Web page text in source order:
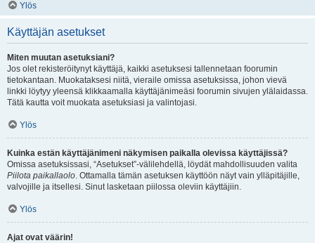
Ylös
Käyttäjän asetukset
Miten muutan asetuksiani?
Jos olet rekisteröitynyt käyttäjä, kaikki asetuksesi tallennetaan foorumin
tietokantaan. Muokataksesi niitä, vieraile omissa asetuksissa, johon vievä
linkki löytyy yleensä klikkaamalla käyttäjänimeäsi foorumin sivujen ylälaidassa.
Tätä kautta voit muokata asetuksiasi ja valintojasi.
Ylös
Kuinka estän käyttäjänimeni näkymisen paikalla olevissa käyttäjissä?
Omissa asetuksissasi, “Asetukset”-välilehdellä, löydät mahdollisuuden valita
Piilota paikallaolo. Ottamalla tämän asetuksen käyttöön näyt vain ylläpitäjille,
valvojille ja itsellesi. Sinut lasketaan piilossa oleviin käyttäjiin.
Ylös
Ajat ovat väärin!